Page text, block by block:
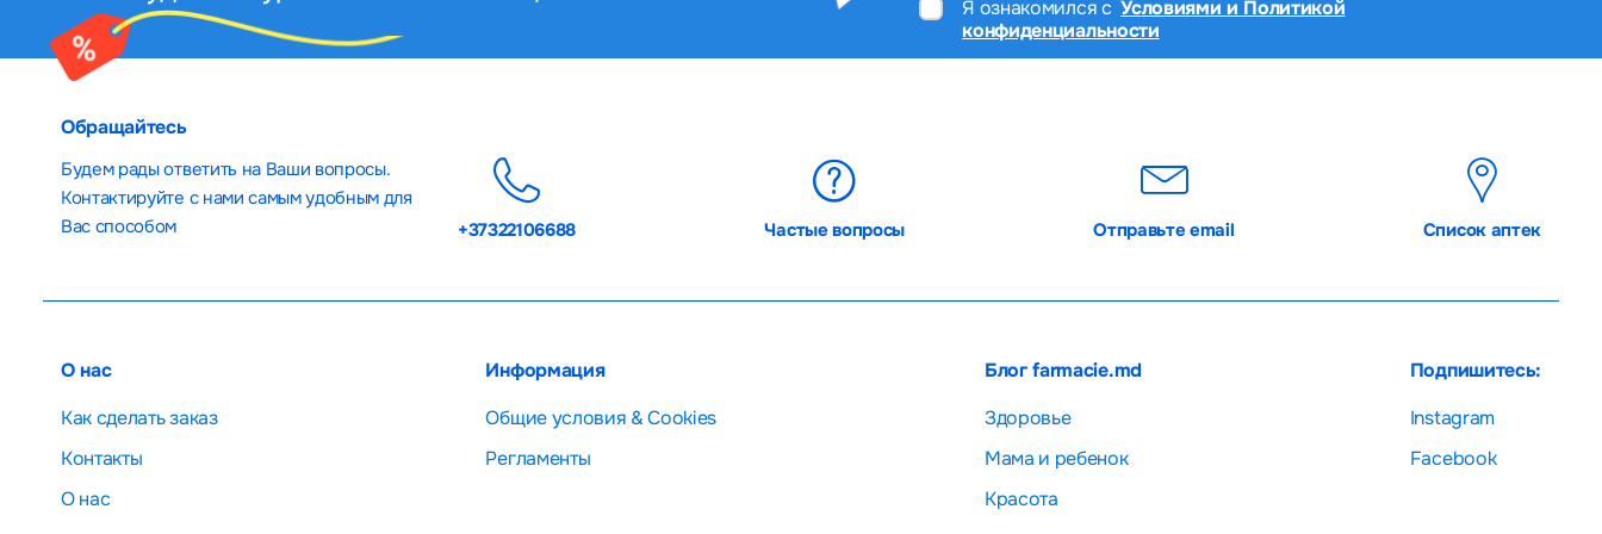
Я ознакомился с Условиями и Политикой
конфиденциальности
Обращайтесь
Будем рады ответить на Ваши вопросы.
Контактируйте с нами самым удобным для
Вас способом
+37322106688 Частые вопросы Отправьте email Список аптек
О нас
Как сделать заказ
Контакты
О нас
Информация
Общие условия & Cookies
Регламенты
Блог farmacie.md
Здоровье
Мама и ребенок
Красота
Подпишитесь:
Instagram
Facebook